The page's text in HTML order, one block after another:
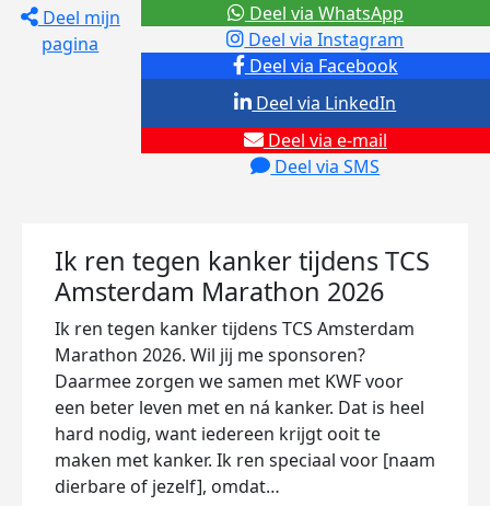
Deel mijn
pagina
Deel via Facebook
Deel via Instagram
Deel via e-mail
Deel via SMS
Deel via LinkedIn
Deel via WhatsApp
Ik ren tegen kanker tijdens TCS
Amsterdam Marathon 2026
Ik ren tegen kanker tijdens TCS Amsterdam
Marathon 2026. Wil jij me sponsoren?
Daarmee zorgen we samen met KWF voor
een beter leven met en ná kanker. Dat is heel
hard nodig, want iedereen krijgt ooit te
maken met kanker. Ik ren speciaal voor [naam
dierbare of jezelf], omdat…